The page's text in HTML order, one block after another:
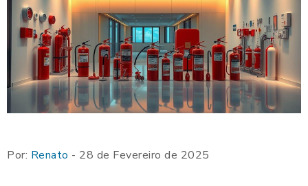
Por: Renato - 28 de Fevereiro de 2025